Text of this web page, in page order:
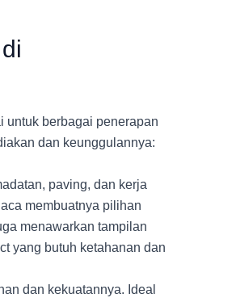
untuk berbagai penerapan
dan keunggulannya:
paving, dan kerja
membuatnya pilihan
menawarkan tampilan
yang butuh ketahanan dan
dan kekuatannya. Ideal